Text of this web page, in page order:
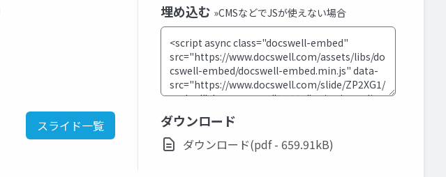
スライド一覧
埋め込む »CMSなどでJSが使えない場合
ダウンロード
ダウンロード(pdf - 659.91kB)